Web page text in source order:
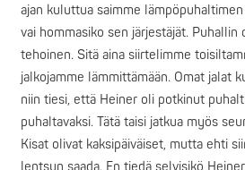
ajan kuluttua saimme
vai hommasiko sen järjestäjät. Puhallin
tehoinen. Sitä aina siirtelimme
jalkojamme lämmittämään. Omat jalat
niin tiesi, että Heiner oli potkinut
puhaltavaksi. Tätä taisi jatkua myös
Kisat olivat kaksipäiväiset, mutta ehti